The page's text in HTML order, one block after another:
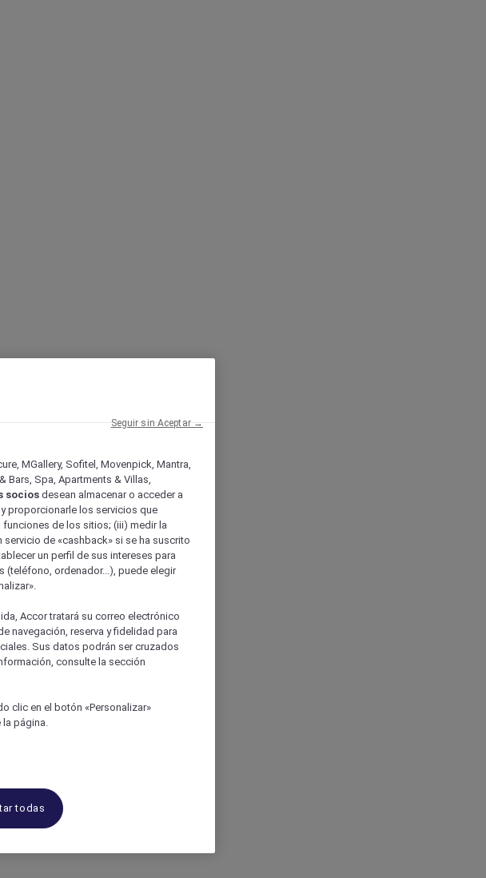
MGallery, Sofitel, Movenpick, Mantra,
Bars, Spa, Apartments & Villas,
socios desean almacenar o acceder a
proporcionarle los servicios que
de los sitios; (iii) medir la
de «cashback» si se ha suscrito
un perfil de sus intereses para
(teléfono, ordenador...), puede elegir
Accor tratará su correo electrónico
navegación, reserva y fidelidad para
Sus datos podrán ser cruzados
consulte la sección
clic en el botón «Personalizar»
la página.
todas
Seguir sin Aceptar →